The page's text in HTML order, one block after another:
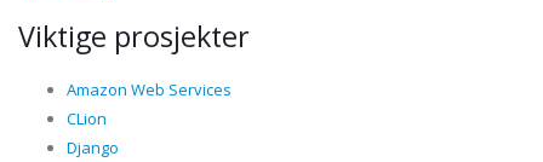
Viktige prosjekter
Amazon Web Services
CLion
Django